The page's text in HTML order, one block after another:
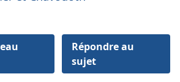
Répondre au
sujet